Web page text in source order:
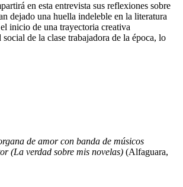
en esta entrevista sus reflexiones sobre
dejado una huella indeleble en la literatura
inicio de una trayectoria creativa
de la clase trabajadora de la época, lo
de amor con banda de músicos
(La verdad sobre mis novelas) (Alfaguara,